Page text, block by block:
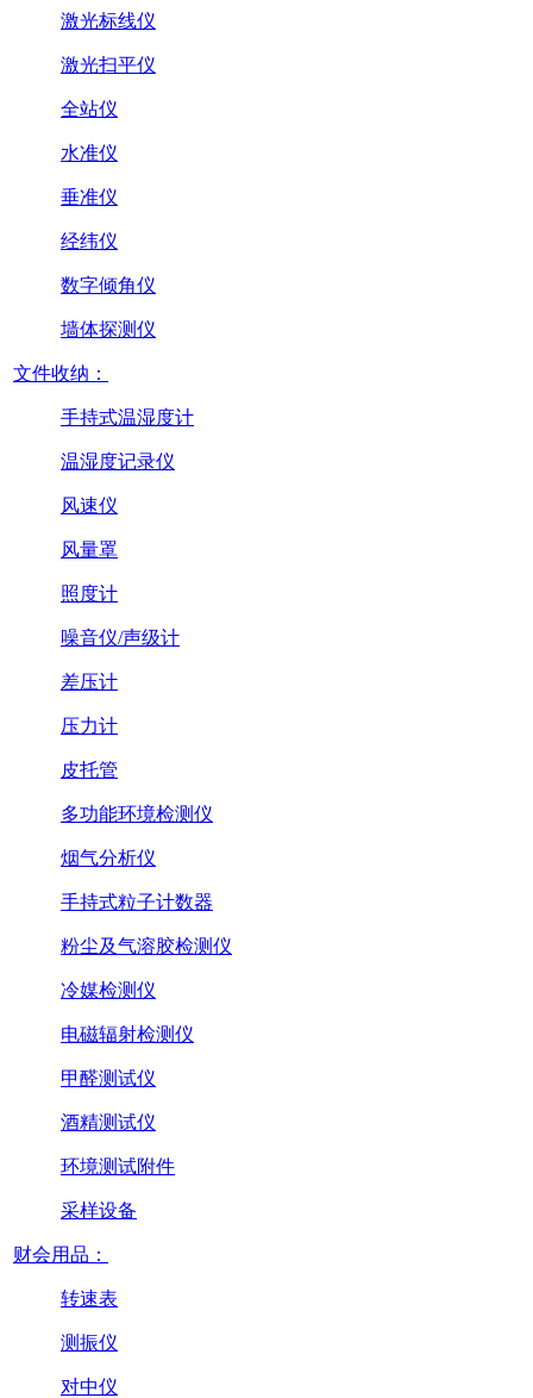
激光标线仪
激光扫平仪
全站仪
水准仪
垂准仪
经纬仪
数字倾角仪
墙体探测仪
文件收纳：
手持式温湿度计
温湿度记录仪
风速仪
风量罩
照度计
噪音仪/声级计
差压计
压力计
皮托管
多功能环境检测仪
烟气分析仪
手持式粒子计数器
粉尘及气溶胶检测仪
冷媒检测仪
电磁辐射检测仪
甲醛测试仪
酒精测试仪
环境测试附件
采样设备
财会用品：
转速表
测振仪
对中仪